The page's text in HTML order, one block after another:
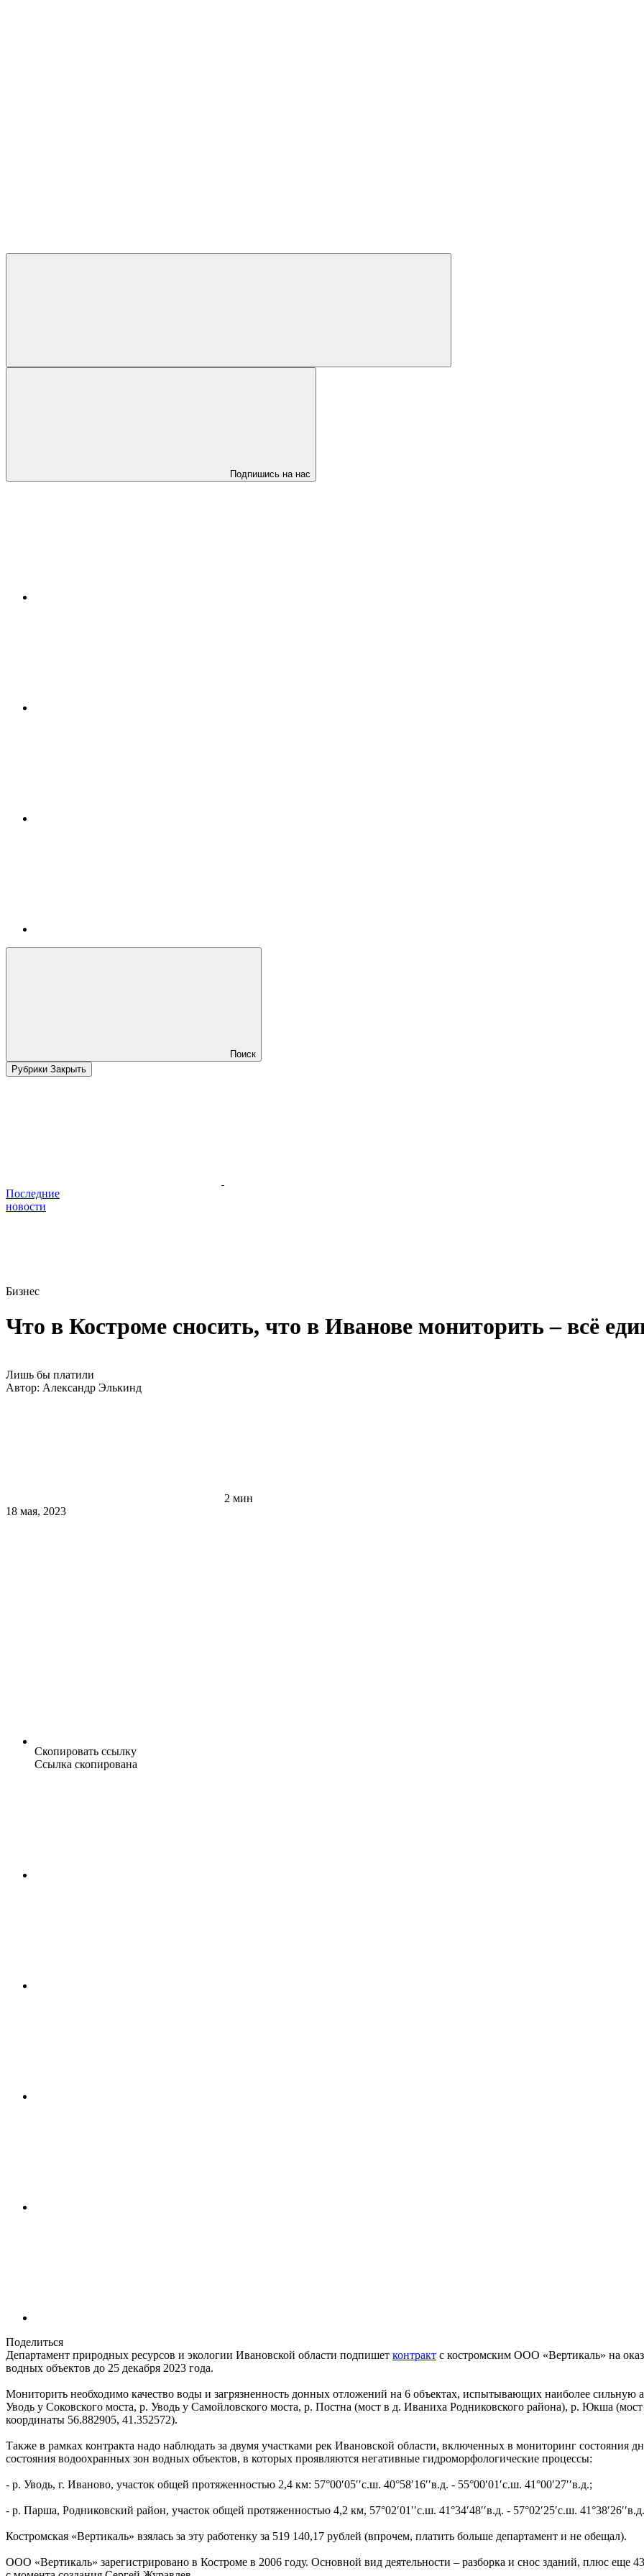
Подпишись на нас
Поиск
Рубрики Закрыть
Последние
новости
Бизнес
Что в Костроме сносить, что в Иванове мониторить – всё
Лишь бы платили
Автор: Александр Элькинд
2 мин
18 мая, 2023
Скопировать ссылку
Ссылка скопирована
Поделиться
Департамент природных ресурсов и экологии Ивановской области подпишет контракт с костромским ООО «Вертикаль» на
водных объектов до 25 декабря 2023 года.
Мониторить необходимо качество воды и загрязненность донных отложений на 6 объектах, испытывающих наиболее
Уводь у Соковского моста, р. Уводь у Самойловского моста, р. Постна (мост в д. Иваниха Родниковского района), р. Юкша
координаты 56.882905, 41.352572).
Также в рамках контракта надо наблюдать за двумя участками рек Ивановской области, включенных в мониторинг состояния
состояния водоохранных зон водных объектов, в которых проявляются негативные гидроморфологические процессы:
- р. Уводь, г. Иваново, участок общей протяженностью 2,4 км: 57°00′05′′с.ш. 40°58′16′′в.д. - 55°00′01′с.ш. 41°00′27′′в.д.;
- р. Парша, Родниковский район, участок общей протяженностью 4,2 км, 57°02′01′′с.ш. 41°34′48′′в.д. - 57°02′25′с.ш. 41°38′26′′в.д.
Костромская «Вертикаль» взялась за эту работенку за 519 140,17 рублей (впрочем, платить больше департамент и не обещал).
ООО «Вертикаль» зарегистрировано в Костроме в 2006 году. Основной вид деятельности – разборка и снос зданий, плюс еще